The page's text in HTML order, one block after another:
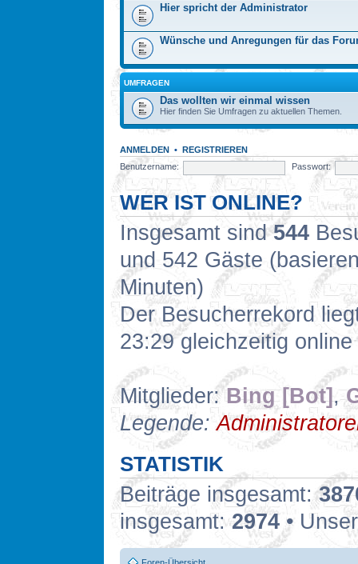
Hier spricht der Administrator
Wünsche und Anregungen für das
UMFRAGEN
Das wollten wir einmal wissen
Hier finden Sie Umfragen zu aktuellen Themen.
ANMELDEN • REGISTRIEREN
Benutzername:
Passwort:
WER IST ONLINE?
Insgesamt sind544
und 542 Gäste
Minuten)
Der Besucherrekord
23:29 gleichzeitig
Mitglieder:Bing [Bot],
Legende:
STATISTIK
Beiträge insgesamt:
insgesamt:2974 •